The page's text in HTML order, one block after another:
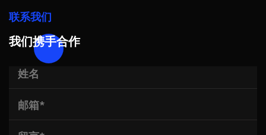
联系我们
我们携手合作